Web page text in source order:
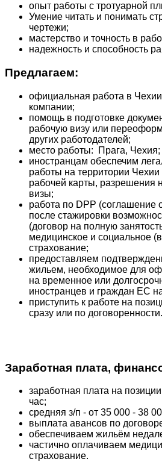
опыт работы с тротуарной
Умение читать и понимать
чертежи;
мастерство и точность в
надежность и способность
Предлагаем:
официальная работа в Чехии
компании;
помощь в подготовке
рабочую визу или
других работодателей;
место работы: Прага, Чехия;
иностранцам обеспечим
работы на территории
рабочей карты, разрешения
визы;
работа по DPP (соглашение
после стажировки
(договор на полную
медицинское и социальное
страхование;
предоставляем
жильем, необходимое для
на временное или
иностранцев и граждан ЕС
приступить к работе на
сразу или по договоренности.
Заработная плата,
заработная плата на
час;
средняя з/п - от 35 000 - 38
выплата авансов по
обеспечиваем жильём
частично оплачиваем
страхование.